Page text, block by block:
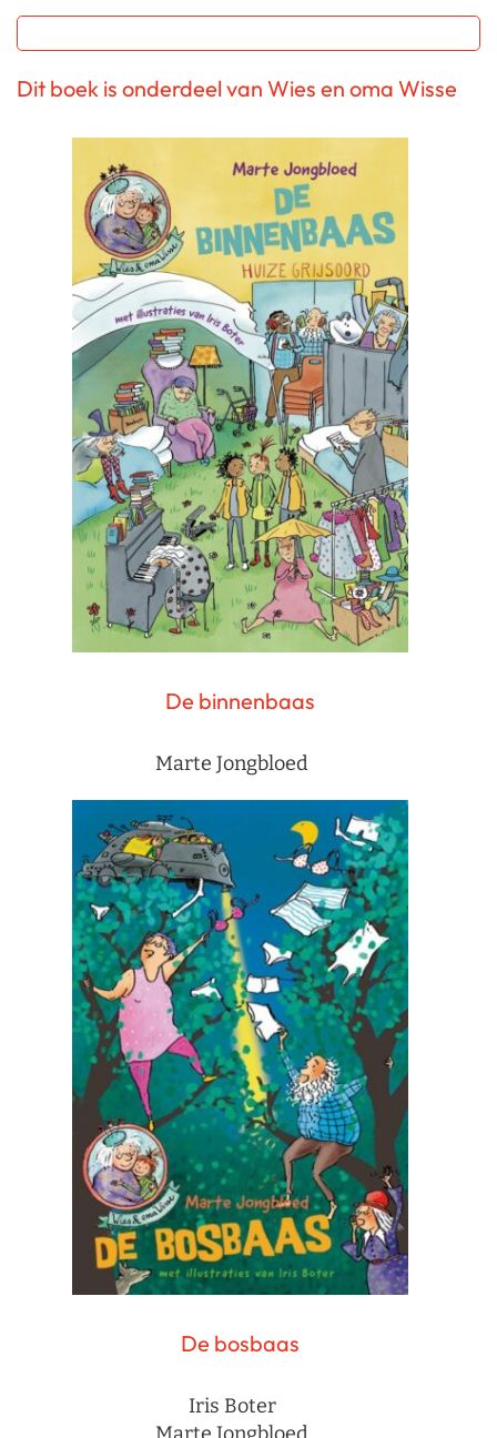
Dit boek is onderdeel van Wies en oma Wisse
De binnenbaas
Marte Jongbloed
De bosbaas
Iris Boter